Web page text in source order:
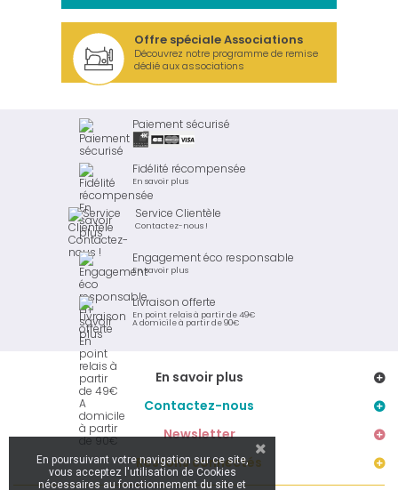
Offre spéciale Associations
Découvrez notre programme de remise
dédié aux associations
Paiement sécurisé
Fidélité récompensée
En savoir plus
Service Clientèle
Contactez-nous !
Engagement éco responsable
En savoir plus
Livraison offerte
En point relais à partir de 49€
A domicile à partir de 90€
En savoir plus
Contactez-nous
Newsletter
Restons connectés
En poursuivant votre navigation sur ce site,
vous acceptez l'utilisation de Cookies
nécessaires au fonctionnement du site et